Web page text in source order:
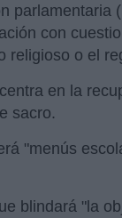
parlamentaria
con
religioso o el
en la
sacro.
"menús
blindará "la